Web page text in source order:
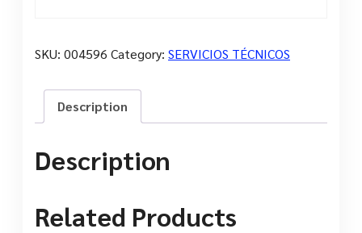
SKU: 004596 Category: SERVICIOS TÉCNICOS
Description
Description
Related Products